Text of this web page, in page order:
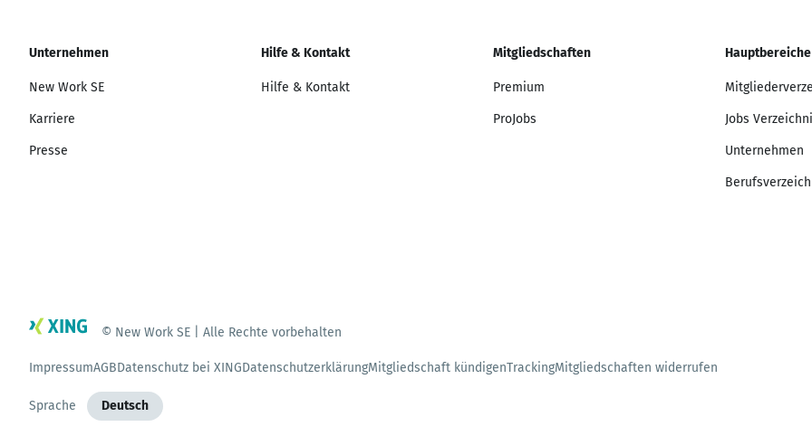
Unternehmen
New Work SE
Karriere
Presse
Hilfe & Kontakt
Hilfe & Kontakt
Mitgliedschaften
Premium
ProJobs
Hauptbereiche
Jobs
Unternehmen
© New Work SE | Alle Rechte vorbehalten
ImpressumAGBDatenschutz bei XINGDatenschutzerklärungMitgliedschaft kündigenTrackingMitgliedschaften widerrufen
Sprache Deutsch